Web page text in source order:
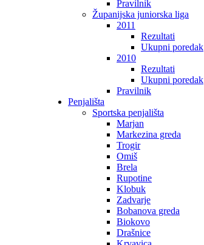
Pravilnik
Županijska juniorska liga
2011
Rezultati
Ukupni poredak
2010
Rezultati
Ukupni poredak
Pravilnik
Penjališta
Sportska penjališta
Marjan
Markezina greda
Trogir
Omiš
Brela
Rupotine
Klobuk
Zadvarje
Bobanova greda
Biokovo
Drašnice